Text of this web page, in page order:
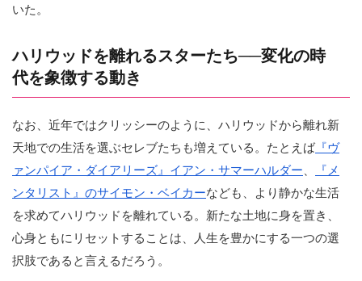
いた。
ハリウッドを離れるスターたち──変化の時
代を象徴する動き
なお、近年ではクリッシーのように、ハリウッドから離れ新
天地での生活を選ぶセレブたちも増えている。たとえば『ヴ
ァンパイア・ダイアリーズ』イアン・サマーハルダー
『メ
ンタリスト』のサイモン・ベイカーなども、より静かな生活
を求めてハリウッドを離れている。新たな土地に身を置き、
心身ともにリセットすることは、人生を豊かにする一つの選
択肢であると言えるだろう。